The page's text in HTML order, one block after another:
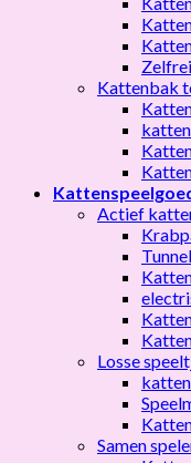
Kattenbak
Actief
Losse
Samen